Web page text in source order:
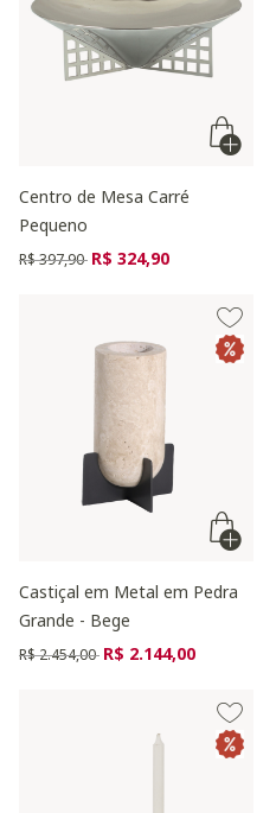
Centro de Mesa Carré
Pequeno
Preço reduzido de
R$ 397,90 para
R$ 324,90
Castiçal em Metal em Pedra
Grande - Bege
Preço reduzido de
R$ 2.454,00 para
R$ 2.144,00